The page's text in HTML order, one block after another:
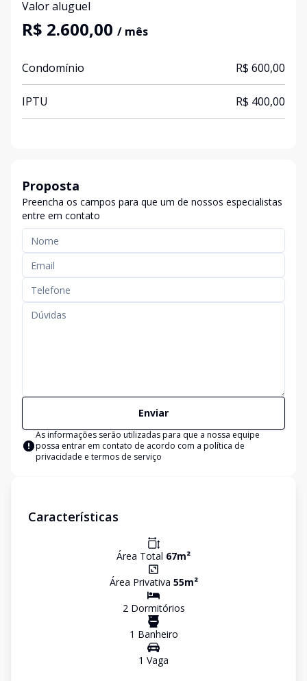
Valor aluguel
R$ 2.600,00 / mês
Condomínio R$ 600,00
IPTU R$ 400,00
Proposta
Preencha os campos para que um de nossos especialistas
entre em contato
Enviar
As informações serão utilizadas para que a nossa equipe
possa entrar em contato de acordo com a política de
privacidade e termos de serviço
Características
Área Total 67m²
Área Privativa 55m²
2Dormitórios
1 Banheiro
1 Vaga